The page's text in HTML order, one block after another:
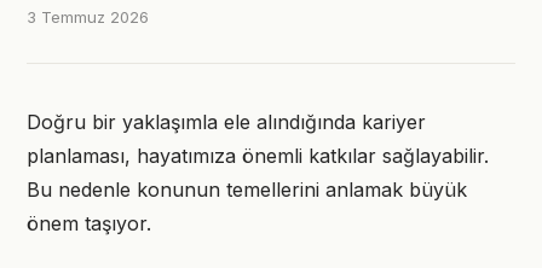
3 Temmuz 2026
Doğru bir yaklaşımla ele alındığında kariyer
planlaması, hayatımıza önemli katkılar sağlayabilir.
Bu nedenle konunun temellerini anlamak büyük
önem taşıyor.